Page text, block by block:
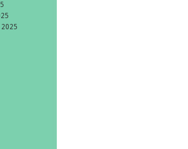
2025